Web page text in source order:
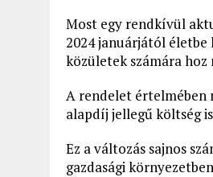
Most egy rendkívül
2024 januárjától életbe
közületek számára
A rendelet értelmében
alapdíj jellegű költség
Ez a változás sajnos
gazdasági